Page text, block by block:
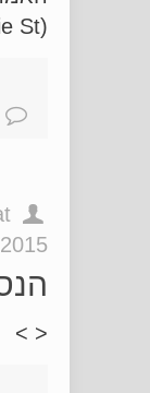
(Carrie St. […]
2015
< >